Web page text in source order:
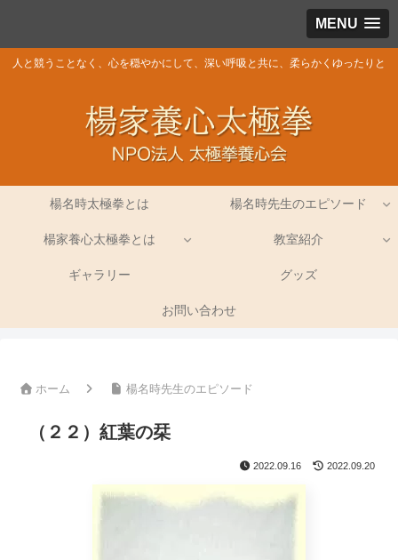
MENU
人と競うことなく、心を穏やかにして、深い呼吸と共に、柔らかくゆったりと
楊名時太極拳とは 楊名時先生のエピソード
楊家養心太極拳とは 教室紹介
ギャラリー グッズ
お問い合わせ
ホーム 楊名時先生のエピソード
（２２）紅葉の栞
2022.09.16 2022.09.20